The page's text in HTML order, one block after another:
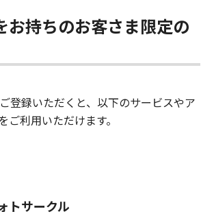
お持ちのお客さま限定の
ご登録いただくと、以下のサービスやア
ご利用いただけます。
トサークル